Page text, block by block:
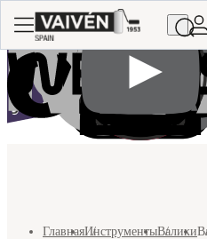
ГлавнаяИнструментыВалики